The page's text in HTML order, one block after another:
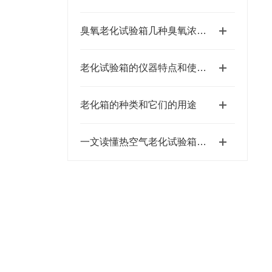
臭氧老化试验箱几种臭氧浓度检测的方式介绍
老化试验箱的仪器特点和使用注意事项
老化箱的种类和它们的用途
一文读懂热空气老化试验箱：原理及应用全解析